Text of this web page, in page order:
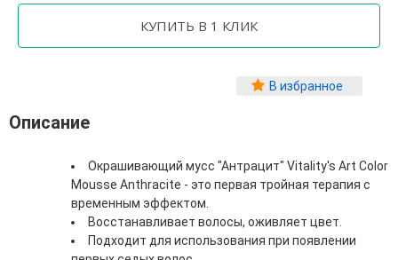
Фитопластика волос
Гели для лица
Карбокситерапия
Кремы для лица
Лосьоны, тоники и мисты для лица
Маски для лица
Масла для лица
В избранное
Описание
Окрашивающий мусс "Антрацит" Vitality's Art Color
Mousse Anthracite - это первая тройная терапия с
временным эффектом.
Восстанавливает волосы, оживляет цвет.
Подходит для использования при появлении